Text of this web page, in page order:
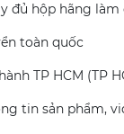
đủ hộp hãng làm
toàn quốc
TP HCM (TP
tin sản phẩm,